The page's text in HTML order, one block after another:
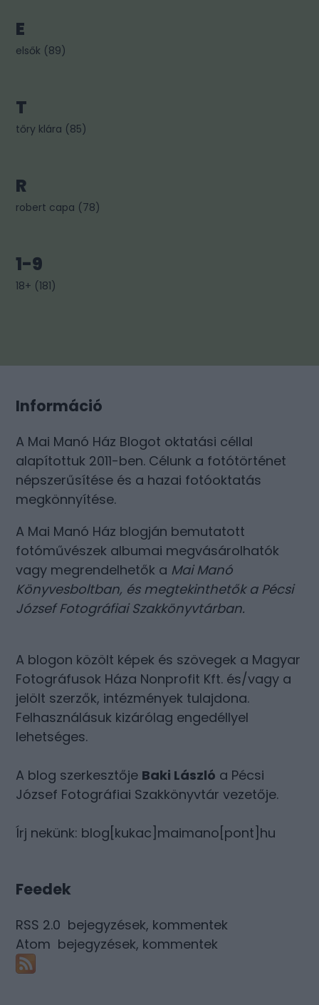
E
elsők (89)
T
tőry klára (85)
R
robert capa (78)
1-9
18+ (181)
Információ
A Mai Manó Ház Blogot oktatási céllal
alapítottuk 2011-ben. Célunk a fotótörténet
népszerűsítése és a hazai fotóoktatás
megkönnyítése.
A Mai Manó Ház blogján bemutatott
fotóművészek albumai megvásárolhatók
vagy megrendelhetők a Mai Manó
Könyvesboltban, és megtekinthetők a Pécsi
József Fotográfiai Szakkönyvtárban.
A blogon közölt képek és szövegek a Magyar
Fotográfusok Háza Nonprofit Kft. és/vagy a
jelölt szerzők, intézmények tulajdona.
Felhasználásuk kizárólag engedéllyel
lehetséges.
A blog szerkesztője Baki László a Pécsi
József Fotográfiai Szakkönyvtár vezetője.
Írj nekünk: blog[kukac]maimano[pont]hu
Feedek
RSS 2.0 bejegyzések, kommentek
Atom bejegyzések, kommentek